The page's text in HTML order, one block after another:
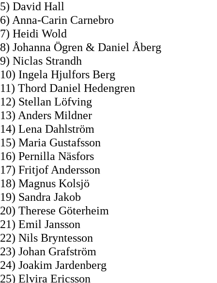
5) David Hall
6) Anna-Carin Carnebro
7) Heidi Wold
8) Johanna Ögren & Daniel Åberg
9) Niclas Strandh
10) Ingela Hjulfors Berg
11) Thord Daniel Hedengren
12) Stellan Löfving
13) Anders Mildner
14) Lena Dahlström
15) Maria Gustafsson
16) Pernilla Näsfors
17) Fritjof Andersson
18) Magnus Kolsjö
19) Sandra Jakob
20) Therese Göterheim
21) Emil Jansson
22) Nils Bryntesson
23) Johan Grafström
24) Joakim Jardenberg
25) Elvira Ericsson